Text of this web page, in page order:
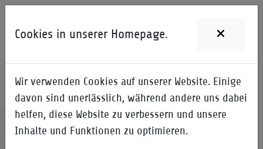
Home i-Qpedia Detail zum Begriff
TE
Cookies in unserer Homepage.
Wir verwenden Cookies auf unserer Website. Einige
davon sind unerlässlich, während andere uns dabei
helfen, diese Website zu verbessern und unsere
Inhalte und Funktionen zu optimieren.